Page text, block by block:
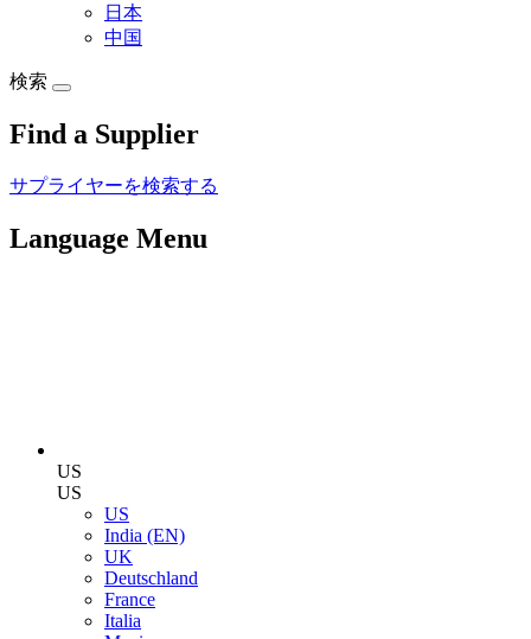
日本
中国
検索
Find a Supplier
サプライヤーを検索する
Language Menu
US
US
US
India (EN)
UK
Deutschland
France
Italia